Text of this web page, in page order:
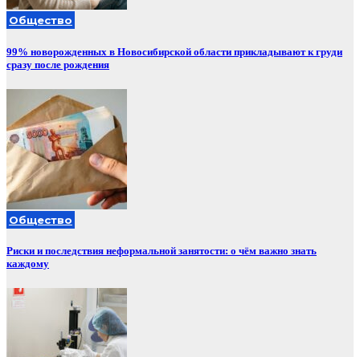
Общество
99% новорожденных в Новосибирской области прикладывают к груди
сразу после рождения
Общество
Риски и последствия неформальной занятости: о чём важно знать
каждому